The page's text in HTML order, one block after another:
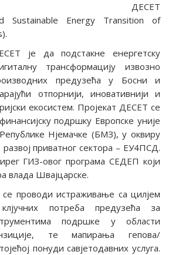
ДЕСЕТ
Sustainable Energy Transition of
је да подстакне енергетску
трансформацију извозно
предузећа у Босни и
отпорнији, иновативнији и
екосистем. Пројекат ДЕСЕТ се
подршку Европске уније
Нјемачке (БМЗ), у оквиру
приватног сектора – ЕУ4ПСД.
ГИЗ-овог програма СЕДЕП који
влада Швајцарске.
се проводи истраживање са цилјем
потреба предузећа за
подршке у области
те мапирања гепова/
понуди савјетодавних услуга.